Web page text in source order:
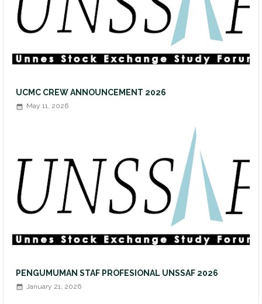
UCMC CREW ANNOUNCEMENT 2026
May 11, 2026
PENGUMUMAN STAF PROFESIONAL UNSSAF 2026
January 21, 2026